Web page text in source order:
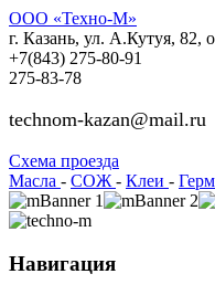
ООО «Техно-М»
г. Казань, ул. А.Кутуя, 82,
+7(843) 275-80-91
275-83-78
technom-kazan@mail.ru
Cхема проезда
Масла - СОЖ - Клеи -
Навигация